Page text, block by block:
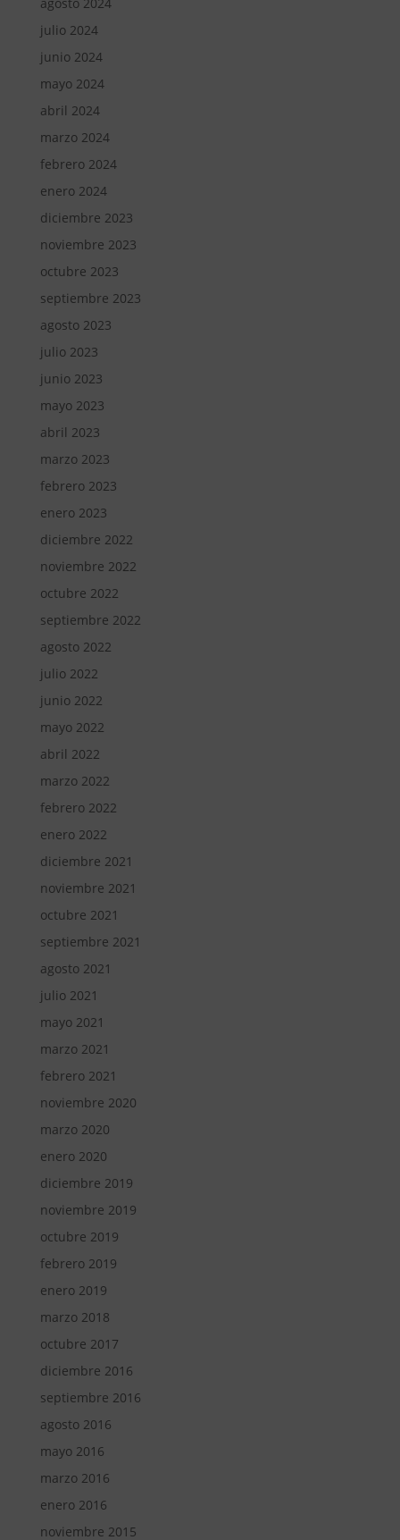
julio 2024
junio 2024
mayo 2024
abril 2024
marzo 2024
febrero 2024
enero 2024
diciembre 2023
noviembre 2023
octubre 2023
septiembre 2023
agosto 2023
julio 2023
junio 2023
mayo 2023
abril 2023
marzo 2023
febrero 2023
enero 2023
diciembre 2022
noviembre 2022
octubre 2022
septiembre 2022
agosto 2022
julio 2022
junio 2022
mayo 2022
abril 2022
marzo 2022
febrero 2022
enero 2022
diciembre 2021
noviembre 2021
octubre 2021
septiembre 2021
agosto 2021
julio 2021
mayo 2021
marzo 2021
febrero 2021
noviembre 2020
marzo 2020
enero 2020
diciembre 2019
noviembre 2019
octubre 2019
febrero 2019
enero 2019
marzo 2018
octubre 2017
diciembre 2016
septiembre 2016
agosto 2016
mayo 2016
marzo 2016
enero 2016
noviembre 2015